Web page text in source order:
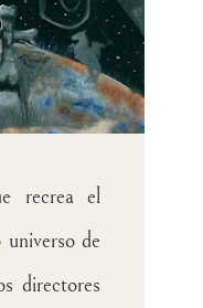
recrea el
de
directores